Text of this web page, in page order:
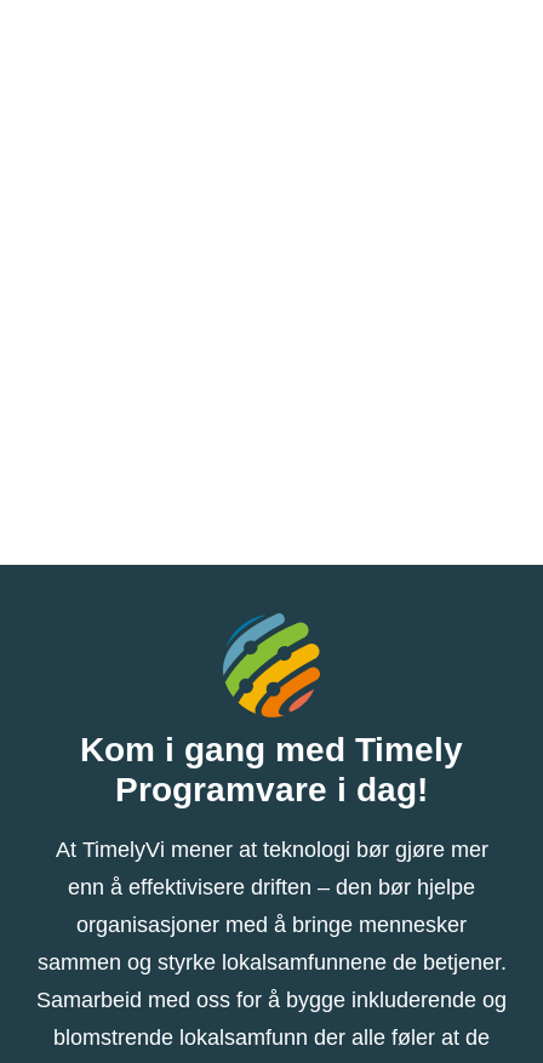
Kom i gang med Timely
Programvare i dag!
At TimelyVi mener at teknologi bør gjøre mer
enn å effektivisere driften – den bør hjelpe
organisasjoner med å bringe mennesker
sammen og styrke lokalsamfunnene de betjener.
Samarbeid med oss ​​for å bygge inkluderende og
blomstrende lokalsamfunn der alle føler at de